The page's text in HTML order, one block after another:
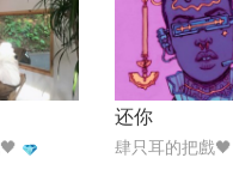
还你
肆只耳的把戲🖤